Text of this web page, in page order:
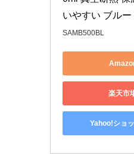
いやすい ブル
SAMB500BL
楽天市
Yahoo!ショ